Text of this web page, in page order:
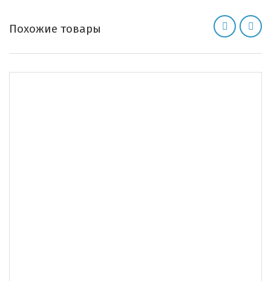
Похожие товары